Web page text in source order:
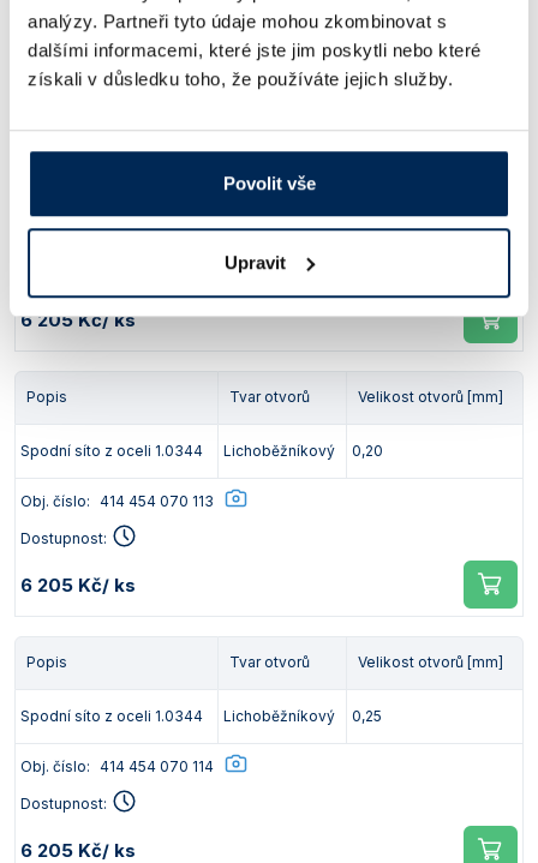
analýzy. Partneři tyto údaje mohou zkombinovat s
dalšími informacemi, které jste jim poskytli nebo které
získali v důsledku toho, že používáte jejich služby.
Povolit vše
Upravit
Spodní síta z oceli 1.0344 pro mletí bez kontaminace
těžkými kovy
Popis Tvar otvorů Velikost otvorů [mm]
Lichoběžníkový
Obj. číslo: 414 454 070 112
6 205 Kč/ ks
Popis Tvar otvorů Velikost otvorů [mm]
Spodní síto z oceli 1.0344 Lichoběžníkový 0,20
Obj. číslo: 414 454 070 113
Dostupnost:
6 205 Kč/ ks
Popis Tvar otvorů Velikost otvorů [mm]
Spodní síto z oceli 1.0344 Lichoběžníkový 0,25
Obj. číslo: 414 454 070 114
Dostupnost:
6 205 Kč/ ks